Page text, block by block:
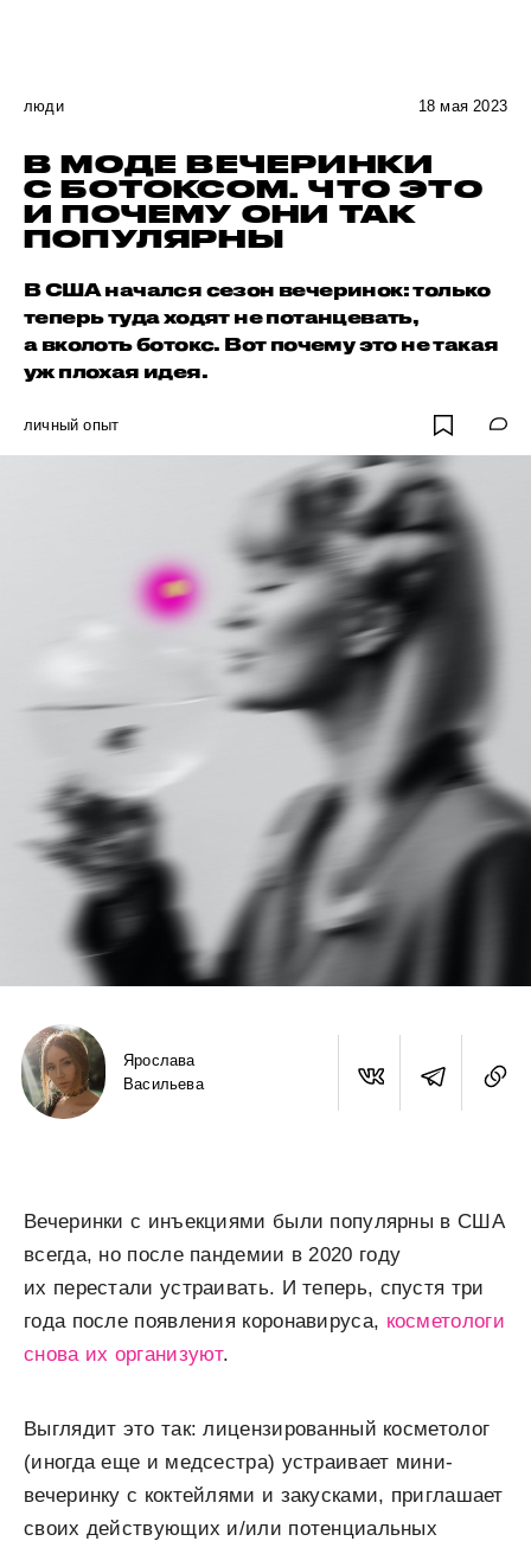
люди 18 мая 2023
В МОДЕ ВЕЧЕРИНКИ
С БОТОКСОМ. ЧТО ЭТО
И ПОЧЕМУ ОНИ ТАК
ПОПУЛЯРНЫ
В США начался сезон вечеринок: только
теперь туда ходят не потанцевать,
а вколоть ботокс. Вот почему это не такая
уж плохая идея.
личный опыт
Ярослава
Васильева
Вечеринки с инъекциями были популярны в США
всегда, но после пандемии в 2020 году
их перестали устраивать. И теперь, спустя три
года после появления коронавируса, косметологи
снова их организуют.
Выглядит это так: лицензированный косметолог
(иногда еще и медсестра) устраивает мини-
вечеринку с коктейлями и закусками, приглашает
своих действующих и/или потенциальных